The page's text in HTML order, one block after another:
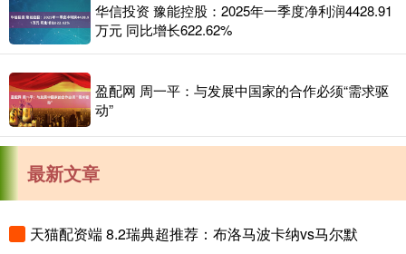
华信投资 豫能控股：2025年一季度净利润4428.91
万元 同比增长622.62%
盈配网 周一平：与发展中国家的合作必须“需求驱
动”
最新文章
天猫配资端 8.2瑞典超推荐：布洛马波卡纳vs马尔默